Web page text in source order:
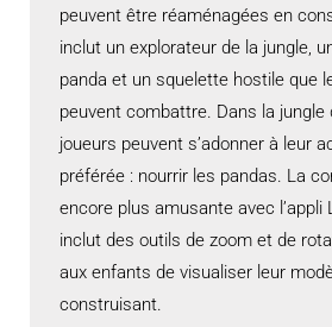
peuvent être réaménagées en
inclut un explorateur de la jungle,
panda et un squelette hostile que
peuvent combattre. Dans la jungle
joueurs peuvent s’adonner à leur
préférée : nourrir les pandas. La
encore plus amusante avec l’appli
inclut des outils de zoom et de
aux enfants de visualiser leur
construisant.